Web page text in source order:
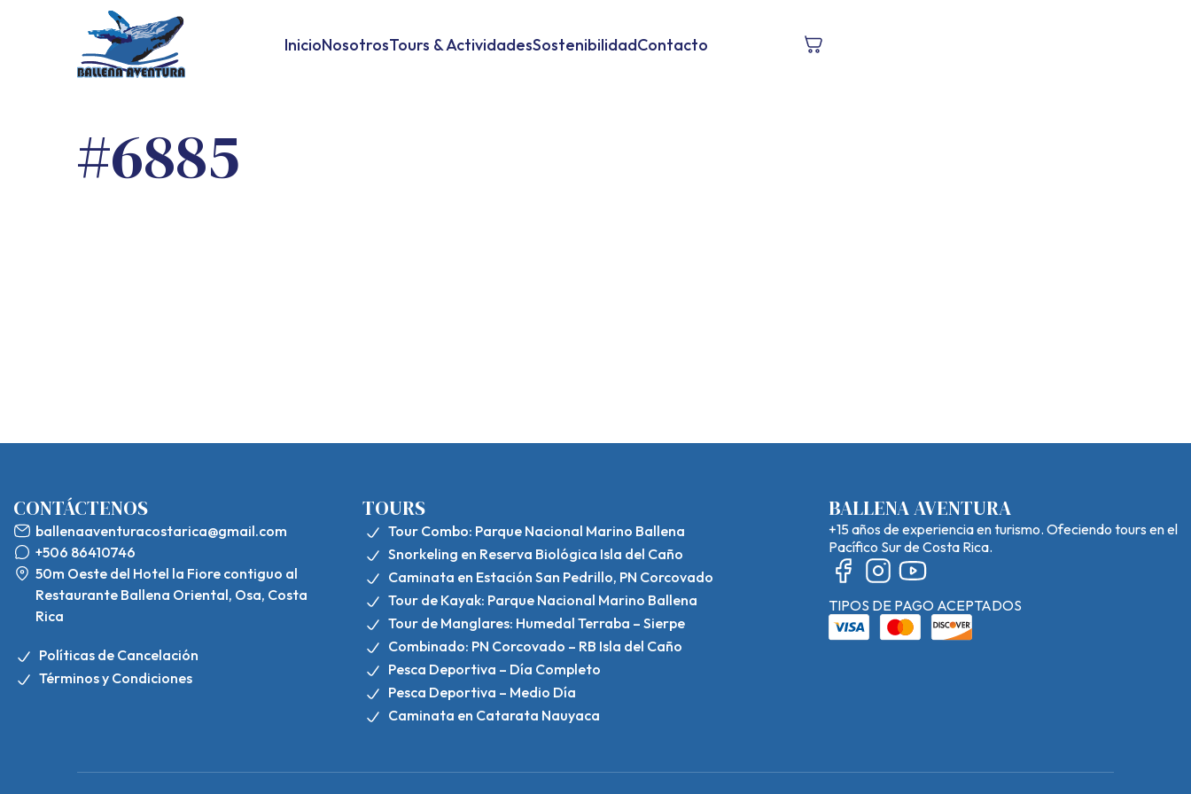
InicioNosotrosTours & ActividadesSostenibilidadContacto
#6885
CONTÁCTENOS
ballenaaventuracostarica@gmail.com
+506 86410746
50m Oeste del Hotel la Fiore contiguo al
Restaurante Ballena Oriental, Osa, Costa
Rica
Políticas de Cancelación
Términos y Condiciones
TOURS
Tour Combo: Parque Nacional Marino Ballena
Snorkeling en Reserva Biológica Isla del Caño
Caminata en Estación San Pedrillo, PN Corcovado
Tour de Kayak: Parque Nacional Marino Ballena
Tour de Manglares: Humedal Terraba – Sierpe
Combinado: PN Corcovado – RB Isla del Caño
Pesca Deportiva – Día Completo
Pesca Deportiva – Medio Día
Caminata en Catarata Nauyaca
BALLENA AVENTURA
+15 años de experiencia en turismo. Ofeciendo tours en el
Pacífico Sur de Costa Rica.
TIPOS DE PAGO ACEPTADOS